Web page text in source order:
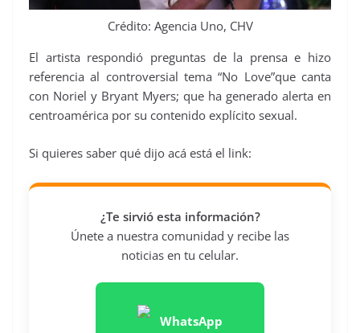
Crédito: Agencia Uno, CHV
El artista respondió preguntas de la prensa e hizo
referencia al controversial tema “No Love”que canta
con Noriel y Bryant Myers; que ha generado alerta en
centroamérica por su contenido explícito sexual.
Si quieres saber qué dijo acá está el link:
¿Te sirvió esta información?
Únete a nuestra comunidad y recibe las
noticias en tu celular.
WhatsApp